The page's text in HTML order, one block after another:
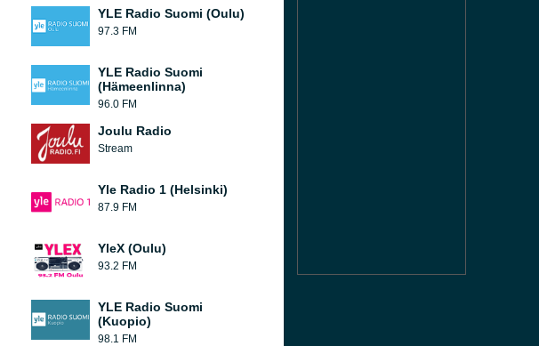
YLE Radio Suomi (Oulu)
97.3 FM
YLE Radio Suomi
(Hämeenlinna)
96.0 FM
Joulu Radio
Stream
Yle Radio 1 (Helsinki)
87.9 FM
YleX (Oulu)
93.2 FM
YLE Radio Suomi
(Kuopio)
98.1 FM